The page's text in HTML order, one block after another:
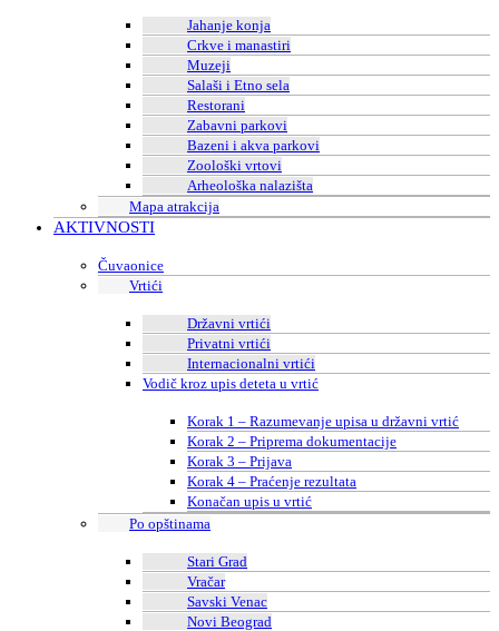
Jahanje konja
Crkve i manastiri
Muzeji
Salaši i Etno sela
Restorani
Zabavni parkovi
Bazeni i akva parkovi
Zoološki vrtovi
Arheološka nalazišta
Mapa atrakcija
AKTIVNOSTI
Čuvaonice
Vrtići
Državni vrtići
Privatni vrtići
Internacionalni vrtići
Vodič kroz upis deteta u vrtić
Korak 1 – Razumevanje upisa u državni vrtić
Korak 2 – Priprema dokumentacije
Korak 3 – Prijava
Korak 4 – Praćenje rezultata
Konačan upis u vrtić
Po opštinama
Stari Grad
Vračar
Savski Venac
Novi Beograd